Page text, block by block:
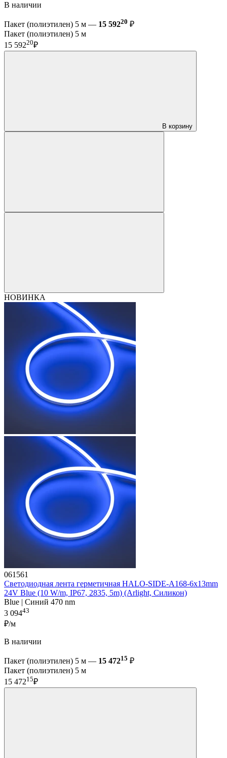
В наличии
Пакет (полиэтилен) 5 м — 15 59220 ₽
Пакет (полиэтилен) 5 м
15 59220₽
В корзину
НОВИНКА
061561
Светодиодная лента герметичная HALO-SIDE-A168-6x13mm
24V Blue (10 W/m, IP67, 2835, 5m) (Arlight, Силикон)
Blue | Синий 470 nm
3 09443
₽/м
В наличии
Пакет (полиэтилен) 5 м — 15 47215 ₽
Пакет (полиэтилен) 5 м
15 47215₽